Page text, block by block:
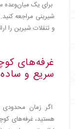
برای یک میان‌وعده
شیرینی مراجعه
و تنقلات شیرین را
غرفه‌های
سریع و ساده
اگر زمان
هستید، غرفه‌های